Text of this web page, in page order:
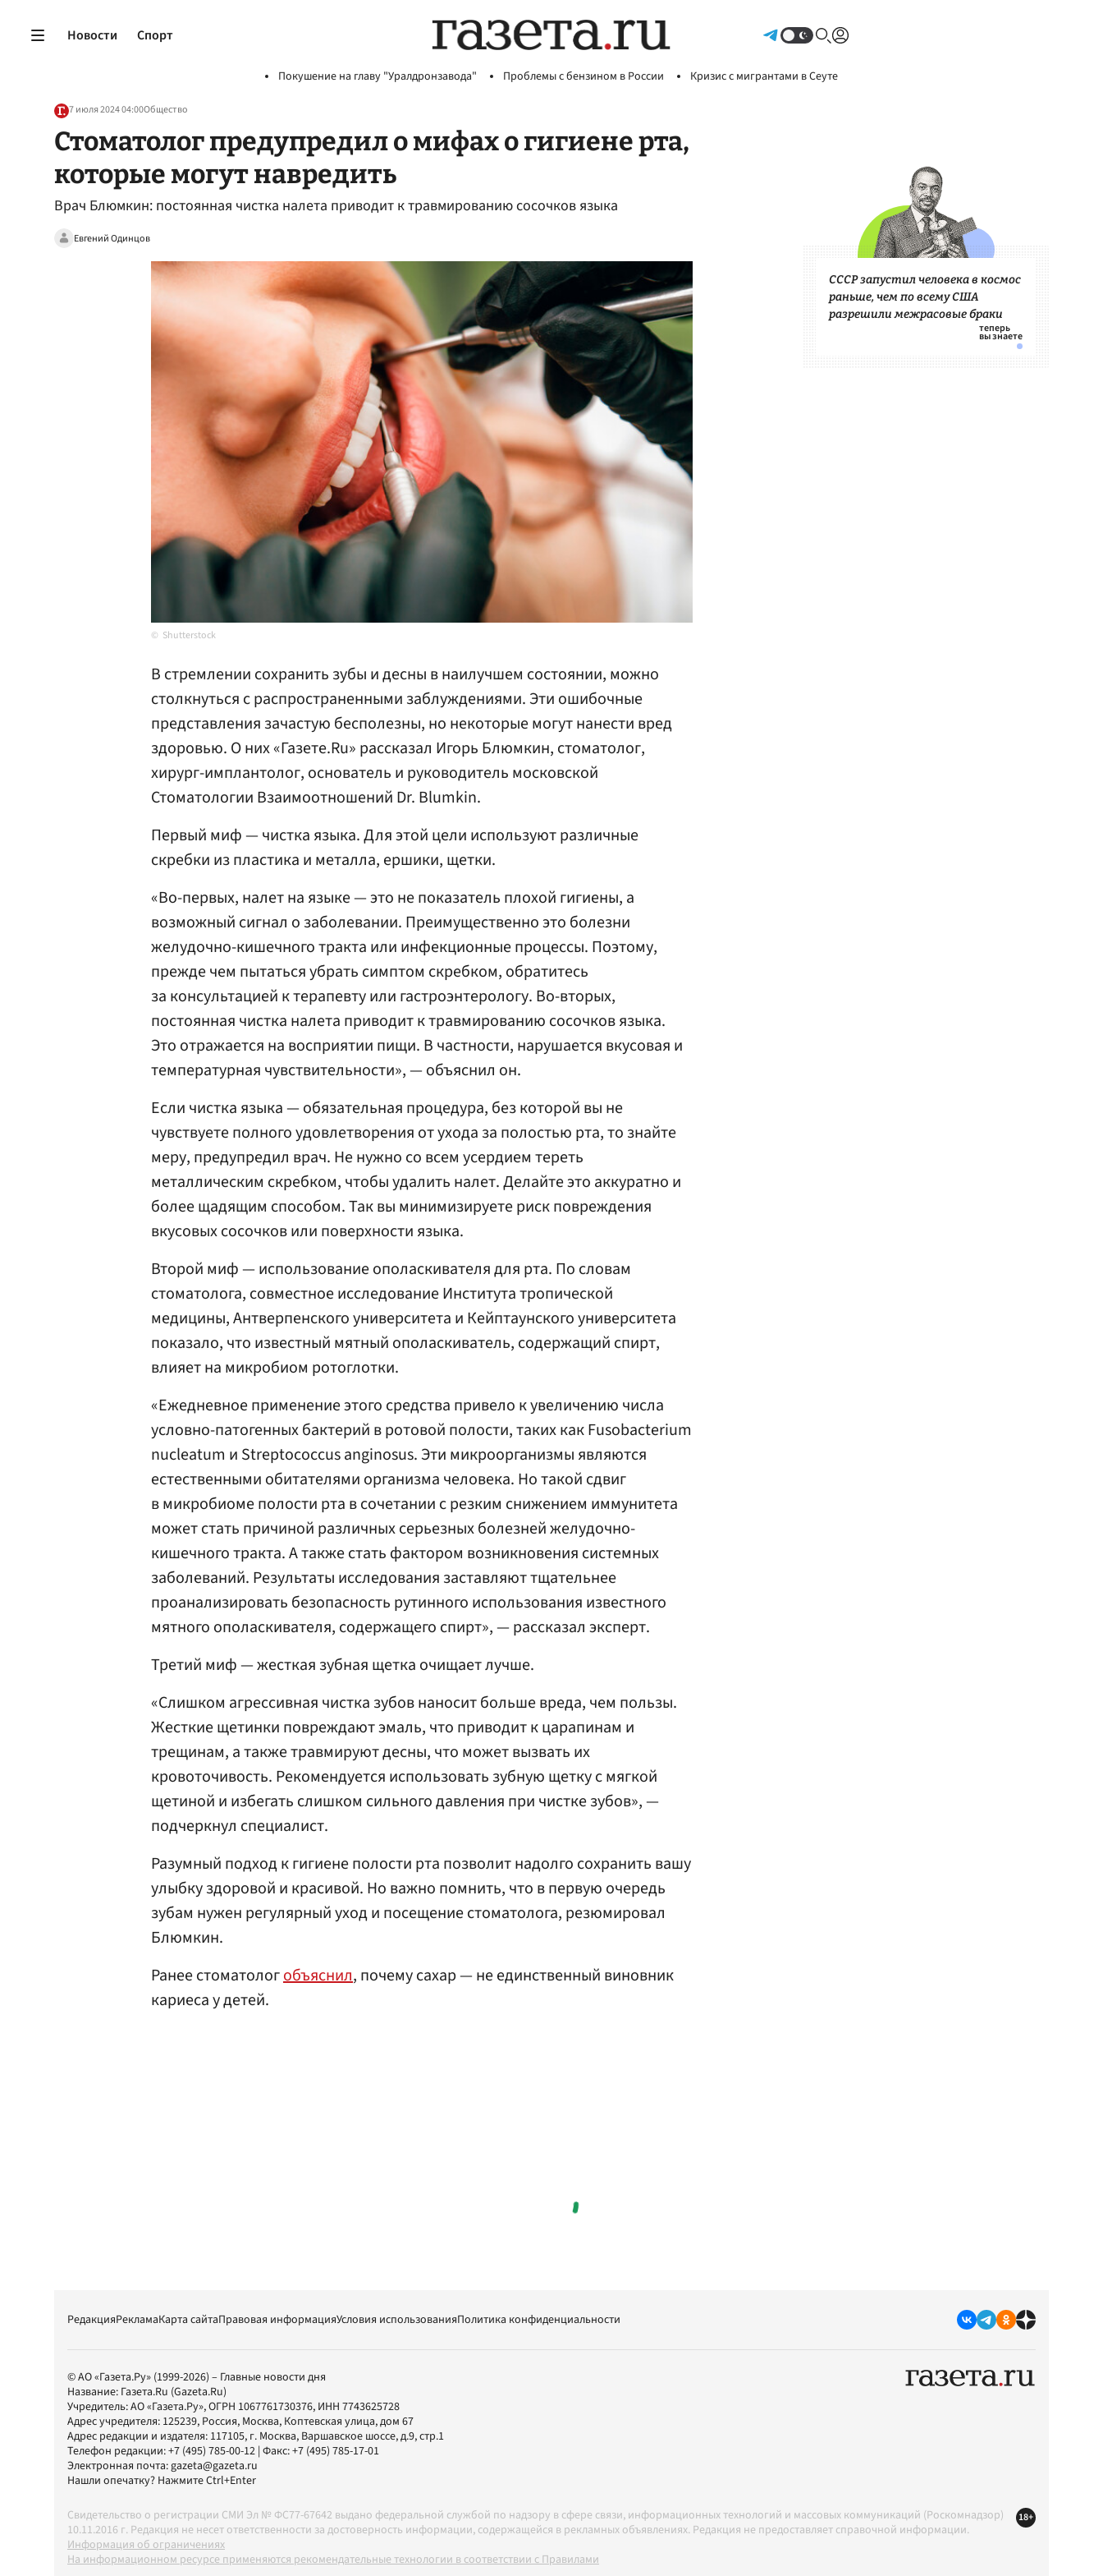
Новости Спорт
Покушение на главу "Уралдронзавода" Проблемы с бензином в России Кризис с мигрантами в Сеуте
7 июля 2024 04:00Общество
Стоматолог предупредил о мифах о гигиене рта,
которые могут навредить
Врач Блюмкин: постоянная чистка налета приводит к травмированию сосочков языка
Евгений Одинцов
Shutterstock
В стремлении сохранить зубы и десны в наилучшем состоянии, можно
столкнуться с распространенными заблуждениями. Эти ошибочные
представления зачастую бесполезны, но некоторые могут нанести вред
здоровью. О них «Газете.Ru» рассказал Игорь Блюмкин, стоматолог,
хирург-имплантолог, основатель и руководитель московской
Стоматологии Взаимоотношений Dr. Blumkin.
Первый миф — чистка языка. Для этой цели используют различные
скребки из пластика и металла, ершики, щетки.
«Во-первых, налет на языке — это не показатель плохой гигиены, а
возможный сигнал о заболевании. Преимущественно это болезни
желудочно-кишечного тракта или инфекционные процессы. Поэтому,
прежде чем пытаться убрать симптом скребком, обратитесь
за консультацией к терапевту или гастроэнтерологу. Во-вторых,
постоянная чистка налета приводит к травмированию сосочков языка.
Это отражается на восприятии пищи. В частности, нарушается вкусовая и
температурная чувствительности», — объяснил он.
Если чистка языка — обязательная процедура, без которой вы не
чувствуете полного удовлетворения от ухода за полостью рта, то знайте
меру, предупредил врач. Не нужно со всем усердием тереть
металлическим скребком, чтобы удалить налет. Делайте это аккуратно и
более щадящим способом. Так вы минимизируете риск повреждения
вкусовых сосочков или поверхности языка.
Второй миф — использование ополаскивателя для рта. По словам
стоматолога, совместное исследование Института тропической
медицины, Антверпенского университета и Кейптаунского университета
показало, что известный мятный ополаскиватель, содержащий спирт,
влияет на микробиом ротоглотки.
«Ежедневное применение этого средства привело к увеличению числа
условно-патогенных бактерий в ротовой полости, таких как Fusobacterium
nucleatum и Streptococcus anginosus. Эти микроорганизмы являются
естественными обитателями организма человека. Но такой сдвиг
в микробиоме полости рта в сочетании с резким снижением иммунитета
может стать причиной различных серьезных болезней желудочно-
кишечного тракта. А также стать фактором возникновения системных
заболеваний. Результаты исследования заставляют тщательнее
проанализировать безопасность рутинного использования известного
мятного ополаскивателя, содержащего спирт», — рассказал эксперт.
Третий миф — жесткая зубная щетка очищает лучше.
«Слишком агрессивная чистка зубов наносит больше вреда, чем пользы.
Жесткие щетинки повреждают эмаль, что приводит к царапинам и
трещинам, а также травмируют десны, что может вызвать их
кровоточивость. Рекомендуется использовать зубную щетку с мягкой
щетиной и избегать слишком сильного давления при чистке зубов», —
подчеркнул специалист.
Разумный подход к гигиене полости рта позволит надолго сохранить вашу
улыбку здоровой и красивой. Но важно помнить, что в первую очередь
зубам нужен регулярный уход и посещение стоматолога, резюмировал
Блюмкин.
Ранее стоматологобъяснил, почему сахар — не единственный виновник
кариеса у детей.
СССР запустил человека в космос
раньше, чем по всему США
разрешили межрасовые браки
РедакцияРекламаКарта сайтаПравовая информацияУсловия использованияПолитика конфиденциальности
© АО «Газета.Ру» (1999-2026) – Главные новости дня
Название: Газета.Ru (Gazeta.Ru)
Учредитель:АО «Газета.Ру», ОГРН 1067761730376, ИНН 7743625728
Адрес учредителя: 125239, Россия, Москва, Коптевская улица, дом 67
Адрес редакции и издателя: 117105, г. Москва, Варшавское шоссе, д.9, стр.1
Телефон редакции:+7 (495) 785-00-12 | Факс:+7 (495) 785-17-01
Электронная почта:gazeta@gazeta.ru
Нашли опечатку? Нажмите Ctrl+Enter
Свидетельство о регистрации СМИ Эл № ФС77-67642 выдано федеральной службой по надзору в сфере связи, информационных технологий и массовых коммуникаций (Роскомнадзор)
10.11.2016 г. Редакция не несет ответственности за достоверность информации, содержащейся в рекламных объявлениях. Редакция не предоставляет справочной информации.
Информация об ограничениях
На информационном ресурсе применяются рекомендательные технологии в соответствии с Правилами
18+